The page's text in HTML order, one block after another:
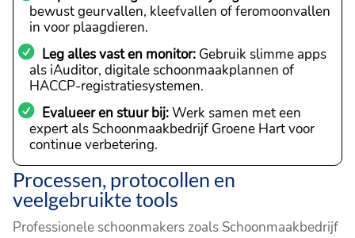
bewust geurvallen, kleefvallen of feromoonvallen
in voor plaagdieren.
Leg alles vast en monitor: Gebruik slimme apps
als iAuditor, digitale schoonmaakplannen of
HACCP-registratiesystemen.
Evalueer en stuur bij:Werk samen met een
expert als Schoonmaakbedrijf Groene Hart voor
continue verbetering.
Processen, protocollen en
veelgebruikte tools
Professionele schoonmakers zoals Schoonmaakbedrijf